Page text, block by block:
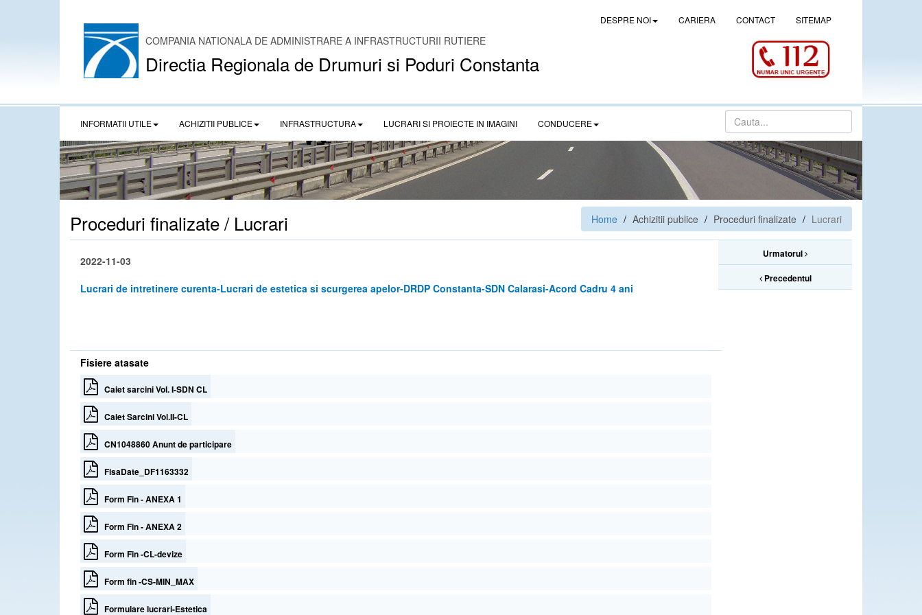
DESPRE NOI CARIERA CONTACT SITEMAP
COMPANIA NATIONALA DE ADMINISTRARE A INFRASTRUCTURII RUTIERE
Directia Regionala de Drumuri si Poduri Constanta
INFORMATII UTILE ACHIZITII PUBLICE INFRASTRUCTURA LUCRARI SI PROIECTE IN IMAGINI CONDUCERE
Proceduri finalizate / Lucrari Home Achizitii publice Proceduri finalizate Lucrari
2022-11-03
Lucrari de intretinere curenta-Lucrari de estetica si scurgerea apelor-DRDP Constanta-SDN Calarasi-Acord Cadru 4 ani
Urmatorul
Precedentul
Fisiere atasate
Caiet sarcini Vol. I-SDN CL
Caiet Sarcini Vol.II-CL
CN1048860 Anunt de participare
FisaDate_DF1163332
Form Fin - ANEXA 1
Form Fin - ANEXA 2
Form Fin -CL-devize
Form fin -CS-MIN_MAX
Formulare lucrari-Estetica